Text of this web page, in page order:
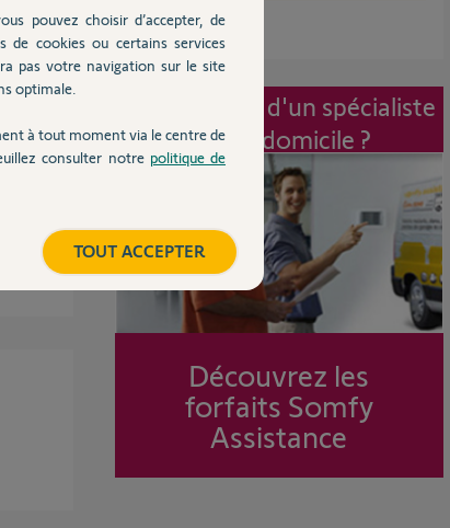
question
Intervention d'un spécialiste
à mon domicile ?
Découvrez les
forfaits Somfy
Assistance
pouvez choisir d’accepter, de
cookies ou certains services
pas votre navigation sur le site
optimale.
à tout moment via le centre de
consulter notre politique de
TOUT ACCEPTER